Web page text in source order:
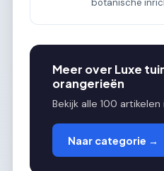
botanische
Meer over Luxe
orangerieën
Bekijk alle 100
Naar categorie →